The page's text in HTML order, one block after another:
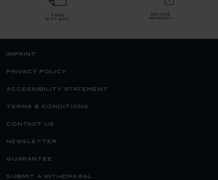
free
gift box
secure
payment
imprint
privacy policy
accessibility statement
terms & conditions
contact us
newsletter
guarantee
submit a withdrawal